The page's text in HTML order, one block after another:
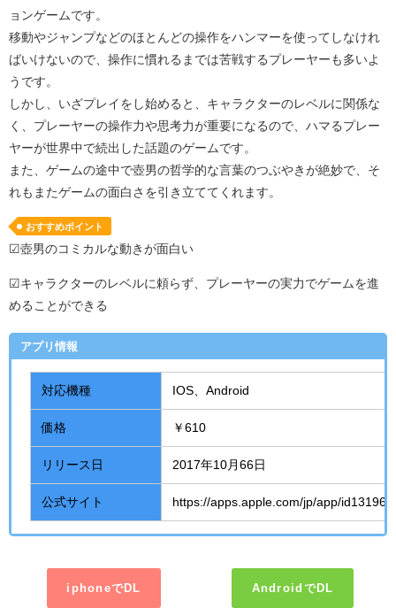
ョンゲームです。
移動やジャンプなどのほとんどの操作をハンマーを使ってしなけれ
ばいけないので、操作に慣れるまでは苦戦するプレーヤーも多いよ
うです。
しかし、いざプレイをし始めると、キャラクターのレベルに関係な
く、プレーヤーの操作力や思考力が重要になるので、ハマるプレー
ヤーが世界中で続出した話題のゲームです。
また、ゲームの途中で壺男の哲学的な言葉のつぶやきが絶妙で、そ
れもまたゲームの面白さを引き立ててくれます。
おすすめポイント
☑壺男のコミカルな動きが面白い
☑キャラクターのレベルに頼らず、プレーヤーの実力でゲームを進
めることができる
アプリ情報
対応機種 IOS、Android
価格 ￥610
リリース日 2017年10月66日
公式サイト https://apps.apple.com/jp/app/
iphoneでDL AndroidでDL